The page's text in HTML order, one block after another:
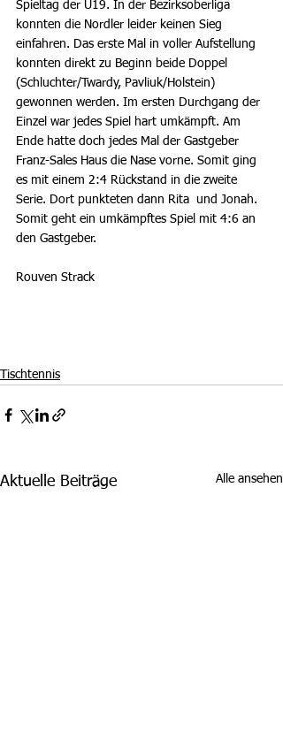
Spieltag der U19. In der Bezirksoberliga
konnten die Nordler leider keinen Sieg
einfahren. Das erste Mal in voller Aufstellung
konnten direkt zu Beginn beide Doppel
(Schluchter/Twardy, Pavliuk/Holstein)
gewonnen werden. Im ersten Durchgang der
Einzel war jedes Spiel hart umkämpft. Am
Ende hatte doch jedes Mal der Gastgeber
Franz-Sales Haus die Nase vorne. Somit ging
es mit einem 2:4 Rückstand in die zweite
Serie. Dort punkteten dann Rita  und Jonah.
Somit geht ein umkämpftes Spiel mit 4:6 an
den Gastgeber.
Rouven Strack
Tischtennis
Aktuelle Beiträge Alle ansehen